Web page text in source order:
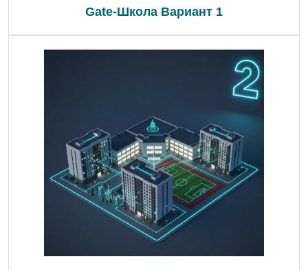
Gate-Школа Вариант 1